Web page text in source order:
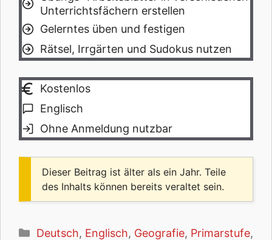
Unterrichtsfächern erstellen
Gelerntes üben und festigen
Rätsel, Irrgärten und Sudokus nutzen
Kostenlos
Englisch
Ohne Anmeldung nutzbar
Dieser Beitrag ist älter als ein Jahr. Teile
des Inhalts können bereits veraltet sein.
Kategorien
Deutsch, Englisch, Geografie, Primarstufe,